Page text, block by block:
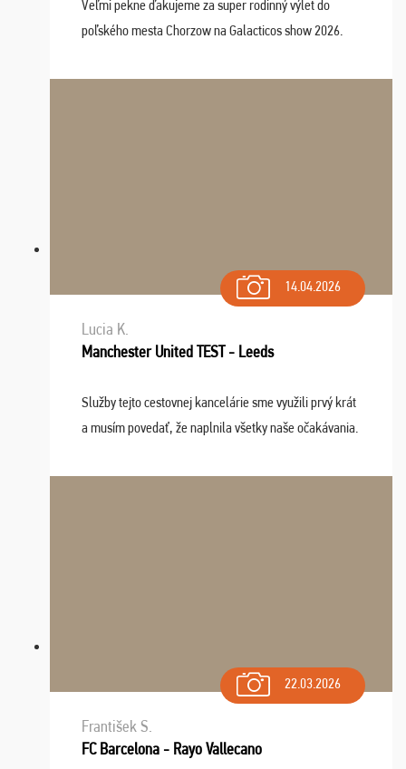
Veľmi pekne ďakujeme za super rodinný výlet do
poľského mesta Chorzow na Galacticos show 2026.
Navštívili sme aj zábavný park Legendia, previe ...
14.04.2026
Lucia K.
Manchester United TEST - Leeds
Služby tejto cestovnej kancelárie sme využili prvý krát
a musím povedať, že naplnila všetky naše očakávania.
dispozícii nonstop (milí, profesionálni ...
22.03.2026
František S.
FC Barcelona - Rayo Vallecano